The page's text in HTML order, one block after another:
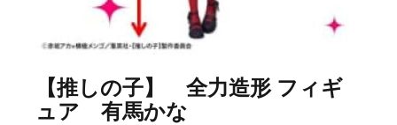
【推しの子】 全力造形 フィギ
ュア 有馬かな